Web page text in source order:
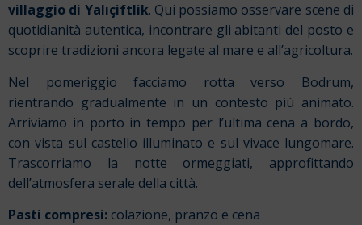
villaggio di Yalıçiftlik. Qui possiamo osservare scene di
quotidianità autentica, incontrare gli abitanti del posto e
scoprire tradizioni ancora legate al mare e all’agricoltura.
Nel pomeriggio facciamo rotta verso Bodrum,
rientrando gradualmente in un contesto più animato.
Arriviamo in porto in tempo per l’ultima cena a bordo,
con vista sul castello illuminato e sul vivace lungomare.
Trascorriamo la notte ormeggiati, approfittando
dell’atmosfera serale della città.
Pasti compresi: colazione, pranzo e cena